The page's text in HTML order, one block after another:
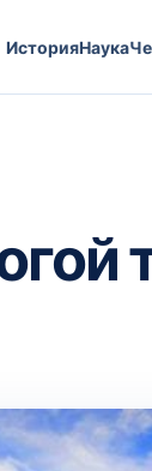
ИсторияНаука